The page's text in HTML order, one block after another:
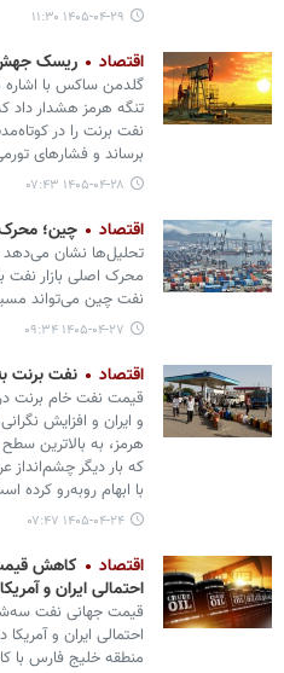
۱۴۰۵-۰۴-۲۹ ۱۱:۳۰
اقتصاد ریسک جهش
گلدمن ساکس با اشاره
تنگه هرمز هشدار داد
برساند و فشارهای
۱۴۰۵-۰۴-۲۸ ۰۷:۴۳
اقتصاد چین؛
تحلیل‌ها نشان می‌دهد
محرک اصلی بازار نفت
نفت چین می‌تواند
۱۴۰۵-۰۴-۲۷ ۰۹:۳۴
اقتصاد نفت برنت
قیمت نفت خام برنت
و ایران و افزایش
هرمز، به بالاترین
که بار دیگر چشم‌انداز
با ابهام روبه‌رو کرده
۱۴۰۵-۰۴-۲۴ ۰۷:۴۷
اقتصاد
کاهش قیمت
احتمالی ایران و آمریکا
قیمت جهانی نفت
احتمالی ایران و
منطقه خلیج فارس با